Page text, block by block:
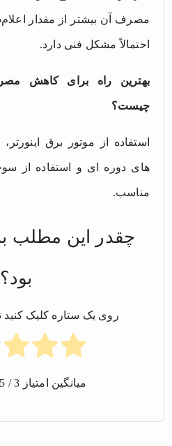
مصرف آن بیشتر از مقدار
احتمالاً مشکل فنی دارد.
بهترین راه برای کاهش
چیست؟
استفاده از موتور برق
های دوره ای و استفاده از
مناسب.
چقدر این مطلب
بود؟
روی یک ستاره کلیک کنید
میانگین امتیاز 3/ 5. تعداد آرا: